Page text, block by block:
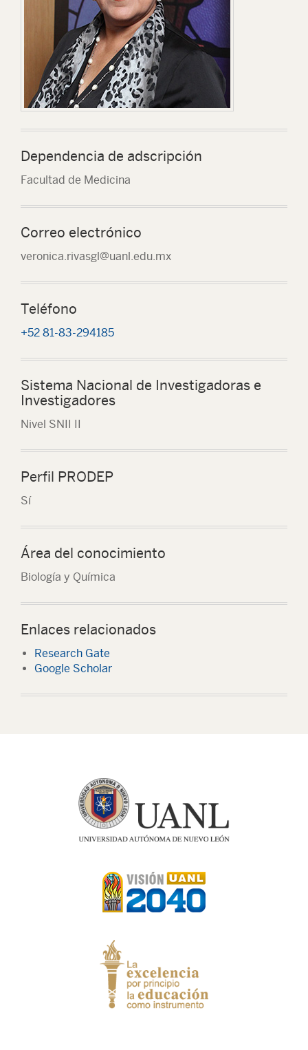
Dependencia de adscripción
Facultad de Medicina
Correo electrónico
veronica.rivasgl@uanl.edu.mx
Teléfono
+52 81-83-294185
Sistema Nacional de Investigadoras e
Investigadores
Nivel SNII II
Perfil PRODEP
Sí
Área del conocimiento
Biología y Química
Enlaces relacionados
Research Gate
Google Scholar